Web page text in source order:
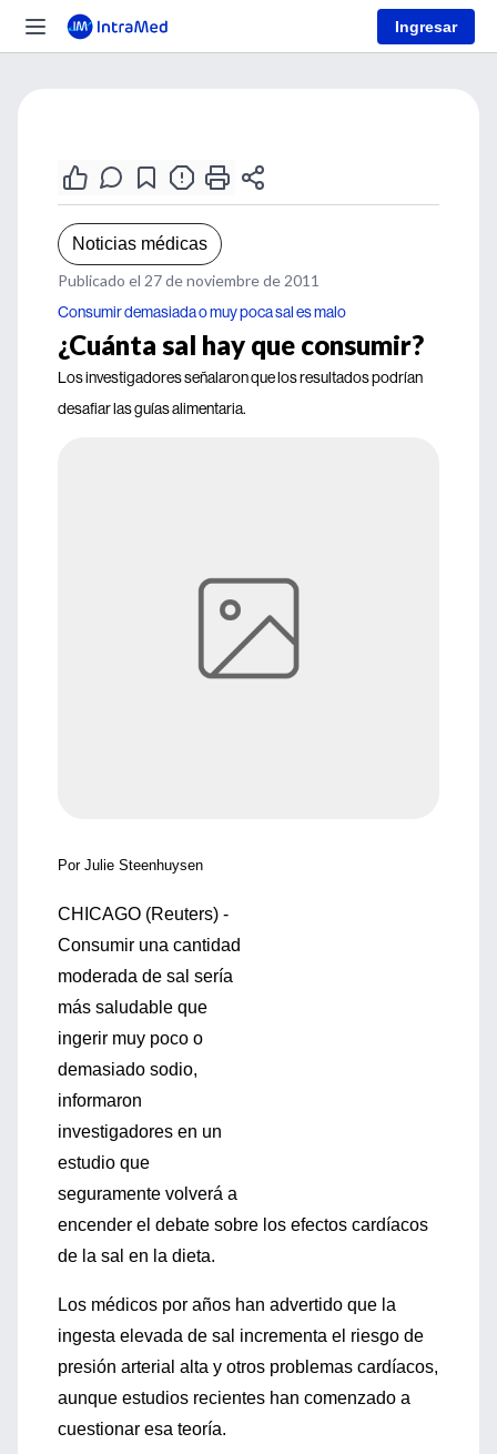
Ingresar
Noticias médicas
Publicado el 27 de noviembre de 2011
Consumir demasiada o muy poca sal es malo
¿Cuánta sal hay que consumir?
Los investigadores señalaron que los resultados podrían
desafiar las guías alimentaria.
Por Julie Steenhuysen
CHICAGO (Reuters) -
Consumir una cantidad
moderada de sal sería
más saludable que
ingerir muy poco o
demasiado sodio,
informaron
investigadores en un
estudio que
seguramente volverá a
encender el debate sobre los efectos cardíacos
de la sal en la dieta.
Los médicos por años han advertido que la
ingesta elevada de sal incrementa el riesgo de
presión arterial alta y otros problemas cardíacos,
aunque estudios recientes han comenzado a
cuestionar esa teoría.